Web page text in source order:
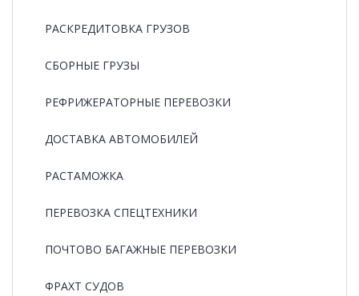
РАCКРЕДИТОВКА ГРУЗОВ
СБОРНЫЕ ГРУЗЫ
РЕФРИЖЕРАТОРНЫЕ ПЕРЕВОЗКИ
ДОСТАВКА АВТОМОБИЛЕЙ
РАСТАМОЖКА
ПЕРЕВОЗКА СПЕЦТЕХНИКИ
ПОЧТОВО БАГАЖНЫЕ ПЕРЕВОЗКИ
ФРАХТ СУДОВ